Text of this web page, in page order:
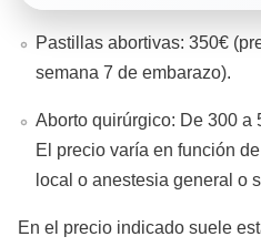
Pastillas abortivas: 350€
semana 7 de embarazo).
Aborto quirúrgico: De 300 a
El precio varía en función
local o anestesia general o
En el precio indicado suele